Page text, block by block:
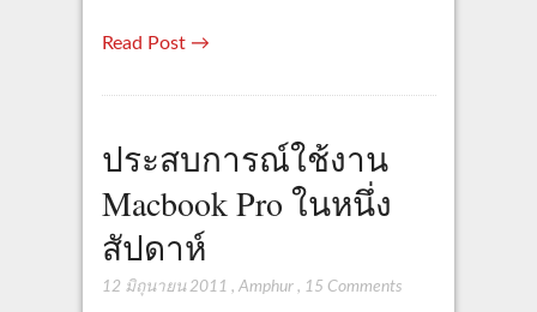
Read Post →
ประสบการณ์ใช้งาน
Macbook Pro ในหนึ่ง
สัปดาห์
12 มิถุนายน 2011 , Amphur, 15 Comments